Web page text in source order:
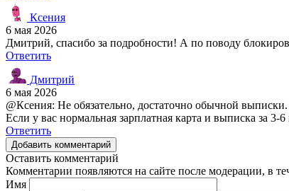
Ксения
6 мая 2026
Дмитрий, спасибо за подробности! А по поводу
Ответить
Дмитрий
6 мая 2026
@Ксения: Не обязательно, достаточно обычной
Если у вас нормальная зарплатная карта и выписка за
Ответить
Добавить комментарий
Оставить комментарий
Комментарии появляются на сайте после модерации, в
Имя